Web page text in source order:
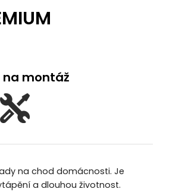
na montáž
na chod domácnosti. Je
a dlouhou životnost.